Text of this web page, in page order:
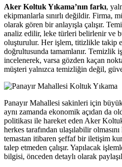
bonusu
giris
giris
link shortener
Aker Koltuk Yıkama’nın farkı,
ekipmanlarla sınırlı değildir. Firma,
olarak gören bir anlayışla çalışır.
analiz edilir, leke türleri belirlenir ve
oluşturulur. Her işlem, titizlikle takip
doğrultusunda tamamlanır. Temizlik
incelenerek, varsa gözden kaçan
müşteri yalnızca temizliğin değil,
Panayır Mahallesi sakinleri için
aynı zamanda ekonomik açıdan da
politikası ile hareket eden Aker
herkes tarafından ulaşılabilir
temastan itibaren şeffaf bir iletişim
talep etmeden çalışır. Yapılacak
bilgisi, önceden detaylı olarak